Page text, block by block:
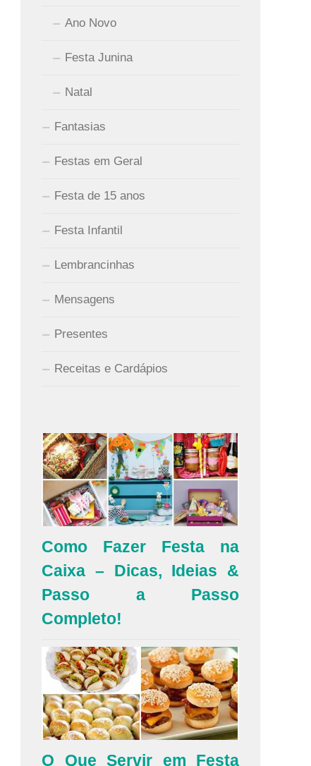
Ano Novo
Festa Junina
Natal
Fantasias
Festas em Geral
Festa de 15 anos
Festa Infantil
Lembrancinhas
Mensagens
Presentes
Receitas e Cardápios
Como Fazer Festa na
Caixa – Dicas, Ideias &
Passo a Passo
Completo!
O Que Servir em Festa